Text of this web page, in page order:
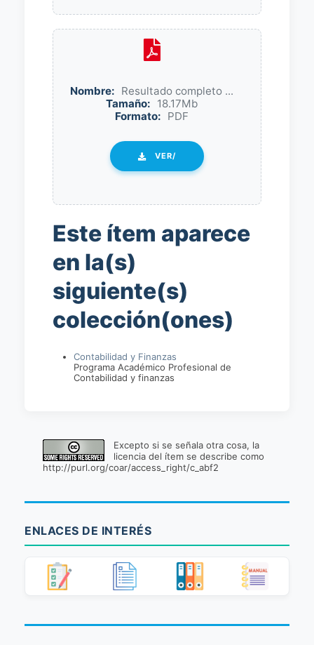
Nombre: Resultado completo ...
Tamaño: 18.17Mb
Formato: PDF
VER/
Este ítem aparece
en la(s)
siguiente(s)
colección(ones)
Contabilidad y Finanzas
Programa Académico Profesional de
Contabilidad y finanzas
Excepto si se señala otra cosa, la
licencia del ítem se describe como
http://purl.org/coar/access_right/c_abf2
ENLACES DE INTERÉS